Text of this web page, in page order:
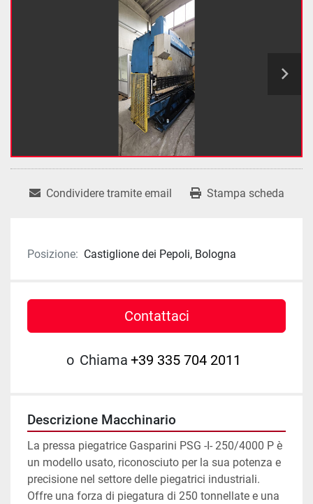
Condividere tramite email Stampa scheda
Posizione: Castiglione dei Pepoli, Bologna
Contattaci
o Chiama +39 335 704 2011
Descrizione Macchinario
La pressa piegatrice Gasparini PSG -I- 250/4000 P è
un modello usato, riconosciuto per la sua potenza e
precisione nel settore delle piegatrici industriali.
Offre una forza di piegatura di 250 tonnellate e una